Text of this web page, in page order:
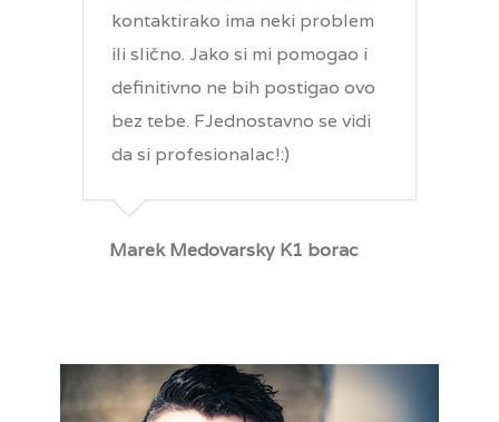
kontaktirako ima neki problem
ili slično. Jako si mi pomogao i
definitivno ne bih postigao ovo
bez tebe. FJednostavno se vidi
da si profesionalac!:)
Marek Medovarsky K1 borac